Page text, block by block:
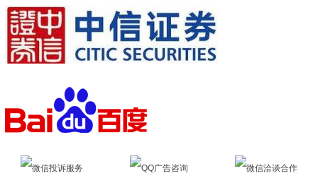
微信投诉服务 QQ广告咨询 微信洽谈合作